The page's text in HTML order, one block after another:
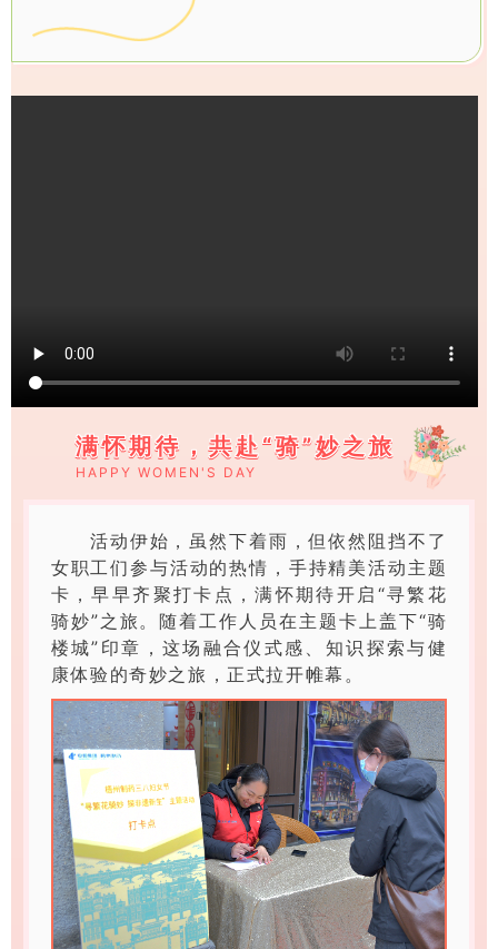
满怀期待，共赴“骑”妙之旅
HAPPY WOMEN'S DAY
活动伊始，虽然下着雨，但依然阻挡不了
女职工们参与活动的热情，手持精美活动主题
卡，早早齐聚打卡点，满怀期待开启“寻繁花
骑妙”之旅。随着工作人员在主题卡上盖下“骑
楼城”印章，这场融合仪式感、知识探索与健
康体验的奇妙之旅，正式拉开帷幕。